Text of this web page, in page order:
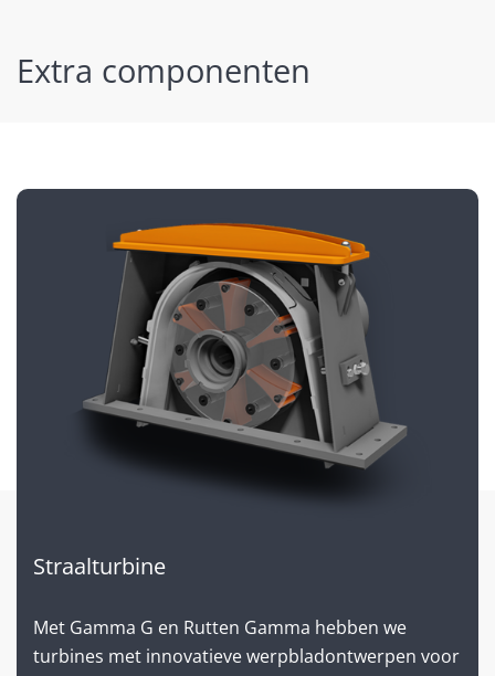
Extra componenten
Straalturbine
Met Gamma G en Rutten Gamma hebben we
turbines met innovatieve werpbladontwerpen voor